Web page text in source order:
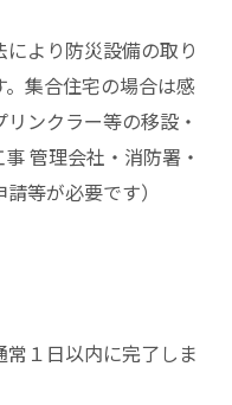
より防災設備の取り
集合住宅の場合は感
ンクラー等の移設・
管理会社・消防署・
等が必要です）
１日以内に完了しま